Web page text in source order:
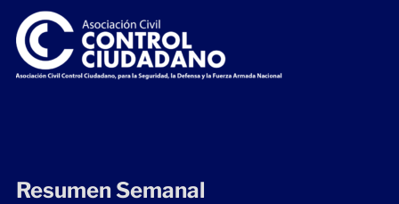
Resumen Semanal